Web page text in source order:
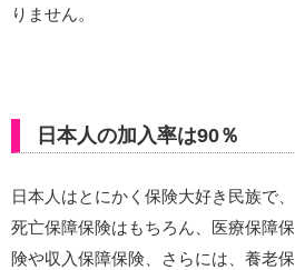
りません。
日本人の加入率は90％
日本人はとにかく保険大好き民族で、
死亡保障保険はもちろん、医療保障保
険や収入保障保険、さらには、養老保